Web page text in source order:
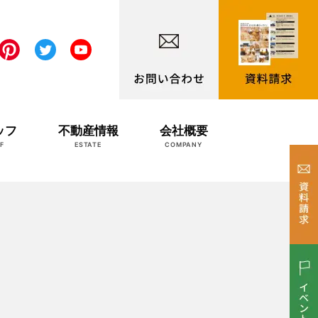
フ 不動産情報
ESTATE
会社概要
COMPANY